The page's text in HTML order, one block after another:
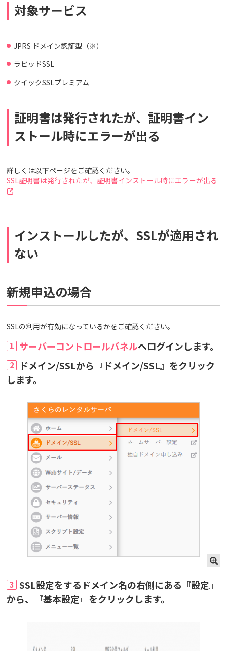
対象サービス
JPRS ドメイン認証型（※）
ラピッドSSL
クイックSSLプレミアム
証明書は発行されたが、証明書イン
ストール時にエラーが出る
詳しくは以下ページをご確認ください。
SSL証明書は発行されたが、証明書インストール時にエラーが出る
インストールしたが、SSLが適用され
ない
新規申込の場合
SSLの利用が有効になっているかをご確認ください。
1 サーバーコントロールパネルへログインします。
2
ドメイン/SSLから『ドメイン/SSL』をクリック
します。
3 SSL設定をするドメイン名の右側にある『設定』
から、『基本設定』をクリックします。